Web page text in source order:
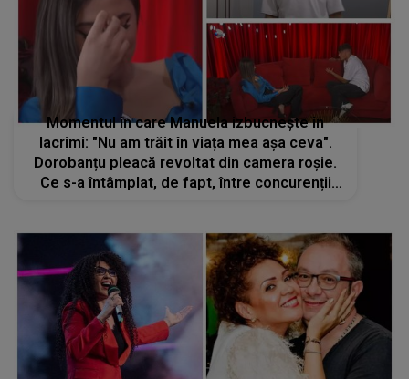
Momentul în care Manuela izbucnește în
lacrimi: "Nu am trăit în viața mea așa ceva".
Dorobanțu pleacă revoltat din camera roșie.
Ce s-a întâmplat, de fapt, între concurenții